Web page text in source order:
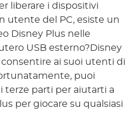
liberare i dispositivi
utente del PC, esiste un
Disney Plus nelle
USB esterno?Disney
consentire ai suoi utenti di
puoi
terze parti per aiutarti a
per giocare su qualsiasi